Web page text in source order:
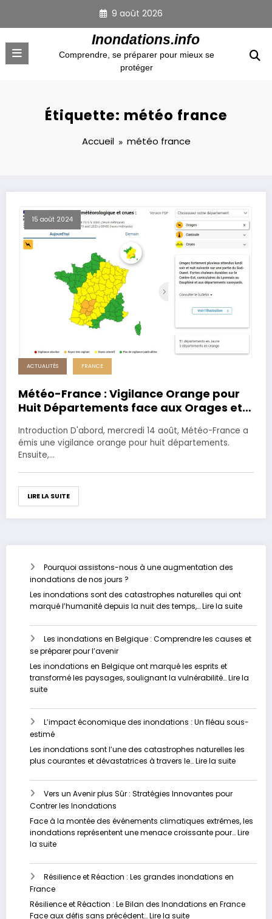
contenu
9 août 2026
Inondations.info
Comprendre, se préparer pour mieux se
protéger
Étiquette: météo france
Accueil météo france
15 août 2024
ACTUALITÉS FRANCE
Météo-France : Vigilance Orange pour
Huit Départements face aux Orages et
Introduction D'abord, mercredi 14 août, Météo-France a
émis une vigilance orange pour huit départements.
Ensuite,…
LIRE LA SUITE
Pourquoi assistons-nous à une augmentation des
inondations de nos jours ?
Les inondations sont des catastrophes naturelles qui ont
marqué l’humanité depuis la nuit des temps,…Lire la suite:
nous
de
nos
Les inondations en Belgique : Comprendre les causes et
se préparer pour l’avenir
Les inondations en Belgique ont marqué les esprits et
transformé les paysages, soulignant la vulnérabilité…Lire la
suite:
inondations
en
Belgique
:
Comprendre
causes
et
se
préparer
pour
l’avenir
L’impact économique des inondations : Un fléau sous-
estimé
Les inondations sont l’une des catastrophes naturelles les
plus courantes et dévastatrices à travers le…Lire la suite:
:
Un
estimé
Vers un Avenir plus Sûr : Stratégies Innovantes pour
Contrer les Inondations
Face à la montée des événements climatiques extrêmes, les
inondations représentent une menace croissante pour…Lire
la suite:
un
Avenir
Sûr
:
Résilience et Réaction : Les grandes inondations en
France
Résilience et Réaction : Le Bilan des Inondations en France
Face aux défis sans précédent…Lire la suite: